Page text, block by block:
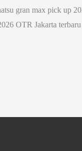
gran max pick up
OTR Jakarta